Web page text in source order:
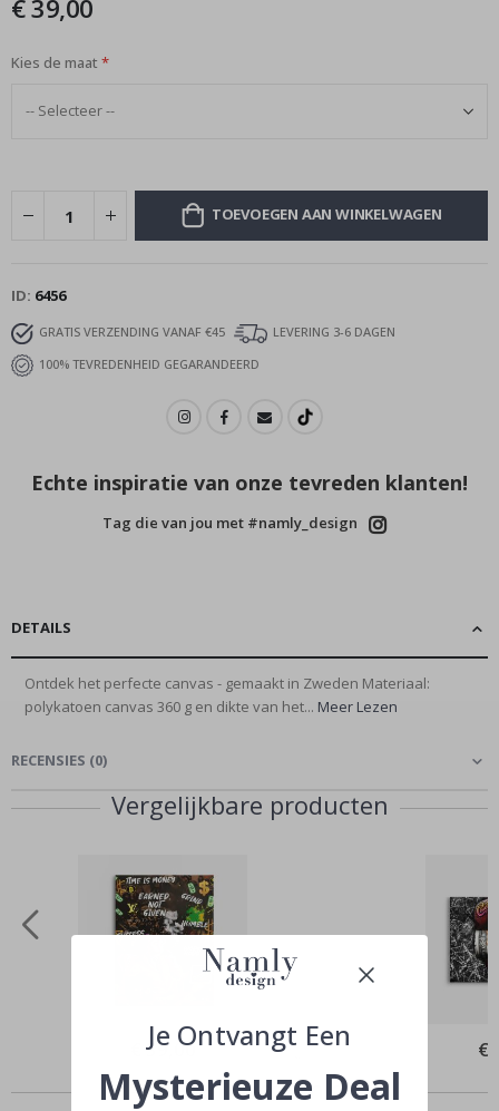
afbeeldingen-
€ 39,00
Kies de maat
TOEVOEGEN AAN WINKELWAGEN
ID 6456
GRATIS VERZENDING VANAF €45
LEVERING 3-6 DAGEN
100% TEVREDENHEID GEGARANDEERD
Echte inspiratie van onze tevreden klanten!
Tag die van jou met #namly_design
DETAILS
Ontdek het perfecte canvas - gemaakt in Zweden Materiaal:
polykatoen canvas 360 g en dikte van het... Meer Lezen
RECENSIES (0)
Vergelijkbare producten
Special
€ 39,00 €
Anderen kochten ook
Je Ontvangt Een
Mysterieuze Deal